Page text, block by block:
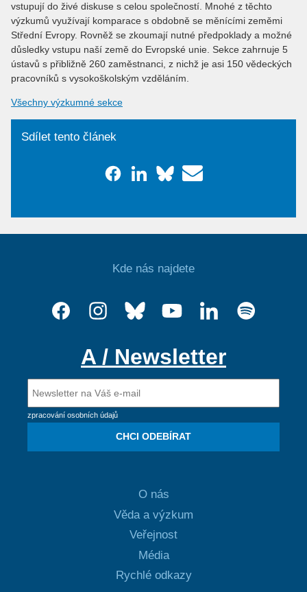
vstupují do živé diskuse s celou společností. Mnohé z těchto
výzkumů využívají komparace s obdobně se měnícími zeměmi
Střední Evropy. Rovněž se zkoumají nutné předpoklady a možné
důsledky vstupu naší země do Evropské unie. Sekce zahrnuje 5
ústavů s přibližně 260 zaměstnanci, z nichž je asi 150 vědeckých
pracovníků s vysokoškolským vzděláním.
Všechny výzkumné sekce
Sdílet tento článek
Kde nás najdete
A / Newsletter
zpracování osobních údajů
CHCI ODEBÍRAT
O nás
Věda a výzkum
Veřejnost
Média
Rychlé odkazy